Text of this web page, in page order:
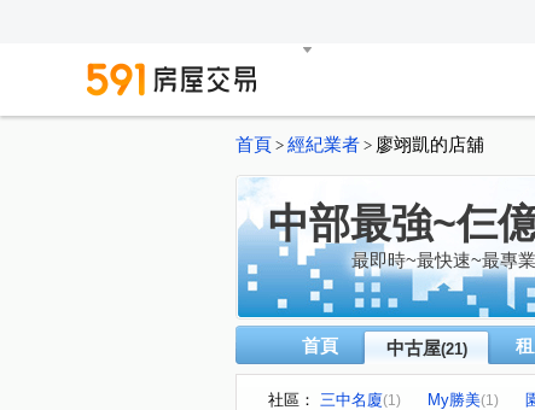
首頁 > 經紀業者 > 廖翊凱的店舖
中部最強~仨
最即時~最快速~最專
首頁 中古屋(21)
社區： 三中名廈(1) My勝美(1)